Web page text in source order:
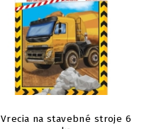
Vrecia na stavebné stroje 6